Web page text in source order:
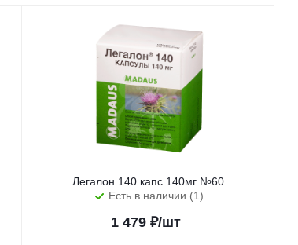
Легалон 140 капс 140мг №60
Есть в наличии (1)
1 479₽/шт